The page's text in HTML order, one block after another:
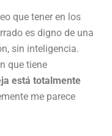
que tener en los
es digno de una
sin inteligencia.
que tiene
está totalmente
me parece